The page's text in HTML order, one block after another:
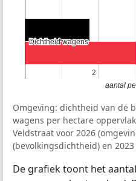
2
2
Dichtheid wagens
Dichtheid wagens
aantal
Omgeving: dichtheid van de
wagens per hectare
Veldstraat voor 2026
(bevolkingsdichtheid) en
De grafiek toont het